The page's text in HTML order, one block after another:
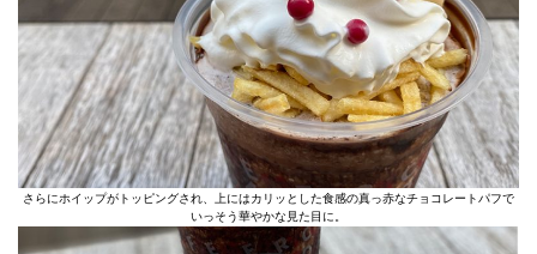
さらにホイップがトッピングされ、上にはカリッとした食感の真っ赤なチョコレートパフで
いっそう華やかな見た目に。